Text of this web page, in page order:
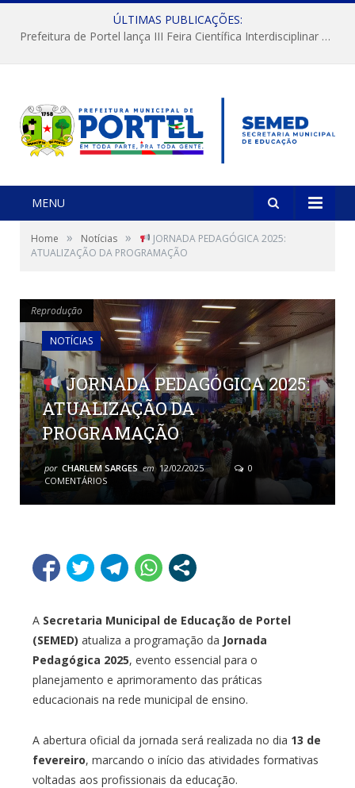
ÚLTIMAS PUBLICAÇÕES:
Prefeitura de Portel lança III Feira Científica Interdisciplinar com foco em Ciência e Territorialidade
MENU
Home » Notícias »
JORNADA PEDAGÓGICA 2025:
ATUALIZAÇÃO DA PROGRAMAÇÃO
Reprodução
NOTÍCIAS
JORNADA PEDAGÓGICA 2025:
ATUALIZAÇÃO DA
PROGRAMAÇÃO
por CHARLEM SARGES em 12/02/2025
0
COMENTÁRIOS
Reprodução
A Secretaria Municipal de Educação de Portel
(SEMED) atualiza a programação da Jornada
Pedagógica 2025, evento essencial para o
planejamento e aprimoramento das práticas
educacionais na rede municipal de ensino.
A abertura oficial da jornada será realizada no dia 13 de
fevereiro, marcando o início das atividades formativas
voltadas aos profissionais da educação.